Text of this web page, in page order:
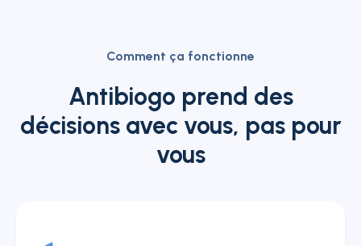
Comment ça fonctionne
Antibiogo prend des
décisions avec vous, pas pour
vous